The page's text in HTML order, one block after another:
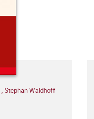
, Stephan Waldhoff